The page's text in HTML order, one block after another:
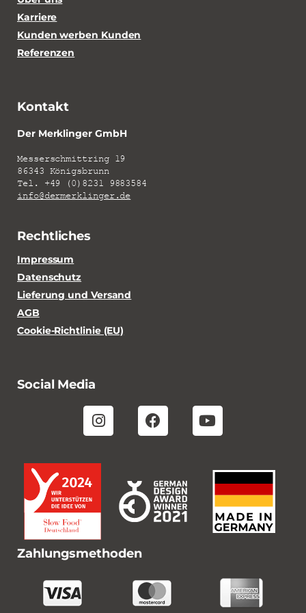
Karriere
Kunden werben Kunden
Referenzen
Kontakt
Der Merklinger GmbH
Messerschmittring 19
86343 Königsbrunn
Tel. +49 (0)8231 9883584
info@dermerklinger.de
Rechtliches
Impressum
Datenschutz
Lieferung und Versand
AGB
Cookie-Richtlinie (EU)
Social Media
Zahlungsmethoden